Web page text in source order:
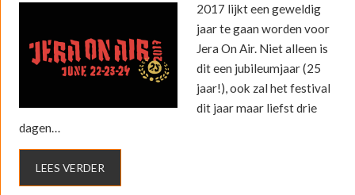
2017 lijkt een geweldig
jaar te gaan worden voor
Jera On Air. Niet alleen is
dit een jubileumjaar (25
jaar!), ook zal het festival
dit jaar maar liefst drie
dagen…
LEES VERDER